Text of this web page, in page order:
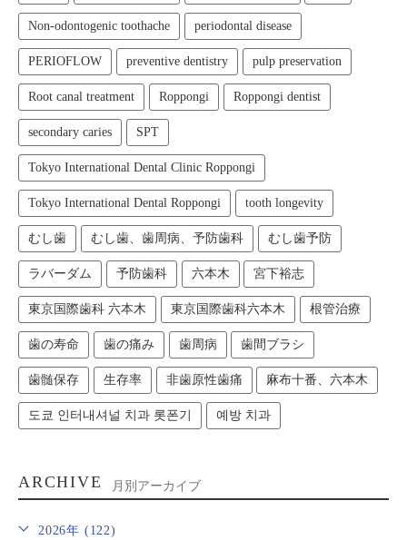
Non-odontogenic toothache periodontal disease
PERIOFLOW preventive dentistry pulp preservation
Root canal treatment Roppongi Roppongi dentist
secondary caries SPT
Tokyo International Dental Clinic Roppongi
Tokyo International Dental Roppongi tooth longevity
むし歯 むし歯、歯周病、予防歯科 むし歯予防
ラバーダム 予防歯科 六本木 宮下裕志
東京国際歯科 六本木 東京国際歯科六本木 根管治療
歯の寿命 歯の痛み 歯周病 歯間ブラシ
歯髄保存 生存率 非歯原性歯痛 麻布十番、六本木
도쿄 인터내셔널 치과 롯폰기 예방 치과
ARCHIVE 月別アーカイブ
2026年 (122)